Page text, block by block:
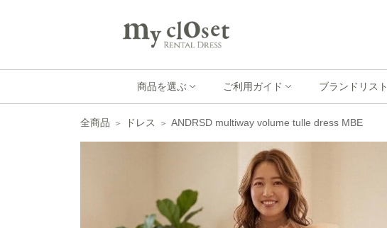
商品を選ぶ ご利用ガイド ブランドリスト
全商品 ドレス ANDRSD multiway volume tulle dress MBE